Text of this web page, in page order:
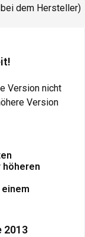
dem Hersteller)
Version nicht
Version
2013